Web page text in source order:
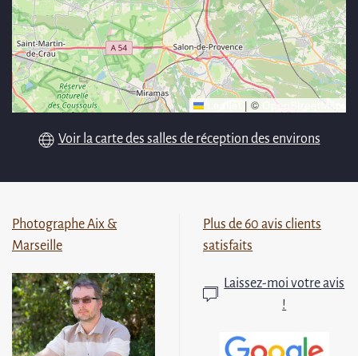
Leaflet | © OpenStreetMap
Voir la carte des salles de réception des environs
Photographe Aix &
Marseille
Plus de 60 avis clients
satisfaits
Laissez-moi votre avis
!